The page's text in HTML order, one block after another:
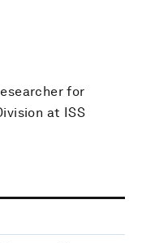
for
at ISS